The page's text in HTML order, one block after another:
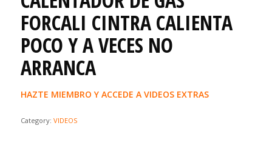
FORCALI CINTRA CALIENTA
POCO Y A VECES NO
ARRANCA
HAZTE MIEMBRO Y ACCEDE A VIDEOS EXTRAS
Category: VIDEOS